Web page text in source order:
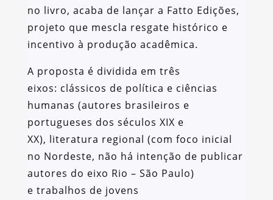
no livro, acaba de lançar a Fatto Edições,
projeto que mescla resgate histórico e
incentivo à produção acadêmica.
A proposta é dividida em três
eixos: clássicos de política e ciências
humanas (autores brasileiros e
portugueses dos séculos XIX e
XX), literatura regional (com foco inicial
no Nordeste, não há intenção de publicar
autores do eixo Rio – São Paulo)
e trabalhos de jovens